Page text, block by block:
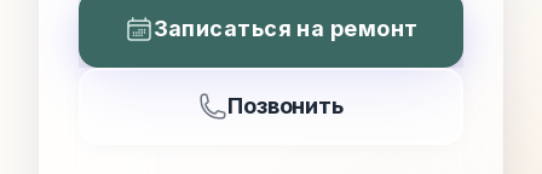
Записаться на ремонт
Позвонить